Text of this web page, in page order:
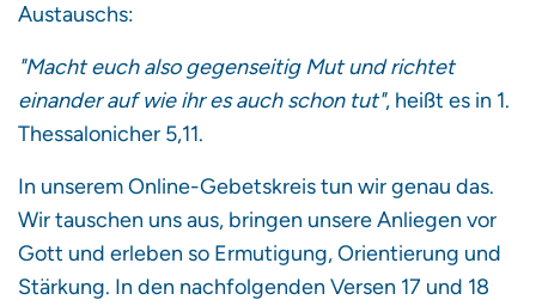
Austauschs:
"Macht euch also gegenseitig Mut und richtet
einander auf wie ihr es auch schon tut", heißt es in 1.
Thessalonicher 5,11.
In unserem Online-Gebetskreis tun wir genau das.
Wir tauschen uns aus, bringen unsere Anliegen vor
Gott und erleben so Ermutigung, Orientierung und
Stärkung. In den nachfolgenden Versen 17 und 18